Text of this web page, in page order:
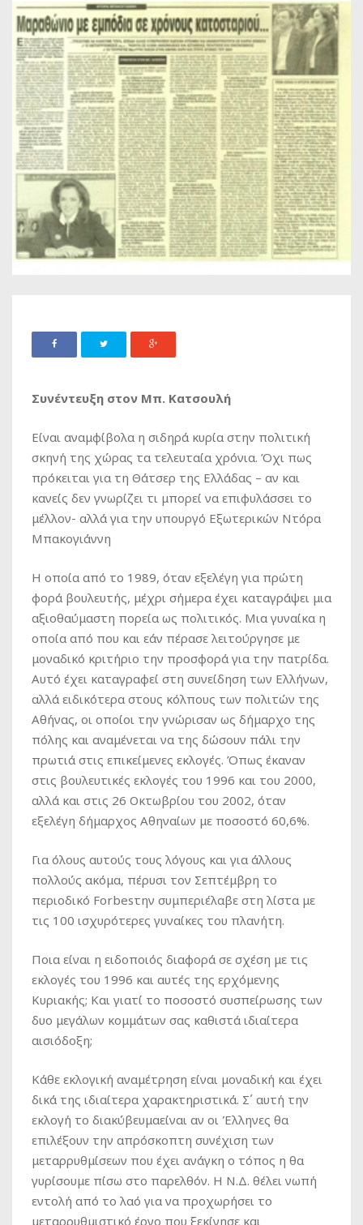
Συνέντευξη στον Μπ. Κατσουλή
Είναι αναμφίβολα η σιδηρά κυρία στην πολιτική
σκηνή της χώρας τα τελευταία χρόνια. Όχι πως
πρόκειται για τη Θάτσερ της Ελλάδας – αν και
κανείς δεν γνωρίζει τι μπορεί να επιφυλάσσει το
μέλλον- αλλά για την υπουργό Εξωτερικών Ντόρα
Μπακογιάννη
Η οποία από το 1989, όταν εξελέγη για πρώτη
φορά βουλευτής, μέχρι σήμερα έχει καταγράψει μια
αξιοθαύμαστη πορεία ως πολιτικός. Μια γυναίκα η
οποία από που και εάν πέρασε λειτούργησε με
μοναδικό κριτήριο την προσφορά για την πατρίδα.
Αυτό έχει καταγραφεί στη συνείδηση των Ελλήνων,
αλλά ειδικότερα στους κόλπους των πολιτών της
Αθήνας, οι οποίοι την γνώρισαν ως δήμαρχο της
πόλης και αναμένεται να της δώσουν πάλι την
πρωτιά στις επικείμενες εκλογές. Όπως έκαναν
στις βουλευτικές εκλογές του 1996 και του 2000,
αλλά και στις 26 Οκτωβρίου του 2002, όταν
εξελέγη δήμαρχος Αθηναίων με ποσοστό 60,6%.
Για όλους αυτούς τους λόγους και για άλλους
πολλούς ακόμα, πέρυσι τον Σεπτέμβρη το
περιοδικό Forbesτην συμπεριέλαβε στη λίστα με
τις 100 ισχυρότερες γυναίκες του πλανήτη.
Ποια είναι η ειδοποιός διαφορά σε σχέση με τις
εκλογές του 1996 και αυτές της ερχόμενης
Κυριακής; Και γιατί το ποσοστό συσπείρωσης των
δυο μεγάλων κομμάτων σας καθιστά ιδιαίτερα
αισιόδοξη;
Κάθε εκλογική αναμέτρηση είναι μοναδική και έχει
δικά της ιδιαίτερα χαρακτηριστικά. Σ΄ αυτή την
εκλογή το διακύβευμαείναι αν οι Έλληνες θα
επιλέξουν την απρόσκοπτη συνέχιση των
μεταρρυθμίσεων που έχει ανάγκη ο τόπος η θα
γυρίσουμε πίσω στο παρελθόν. Η Ν.Δ. θέλει νωπή
εντολή από το λαό για να προχωρήσει το
μεταρρυθμιστικό έργο που ξεκίνησε και